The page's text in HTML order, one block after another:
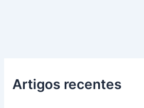
Artigos recentes